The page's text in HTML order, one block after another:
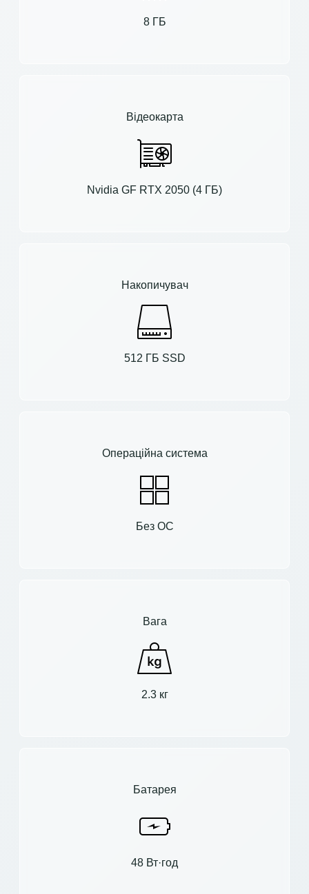
8 ГБ
Відеокарта
Nvidia GF RTX 2050 (4 ГБ)
Накопичувач
512 ГБ SSD
Операційна система
Без ОС
Вага
2.3 кг
Батарея
48 Вт·год